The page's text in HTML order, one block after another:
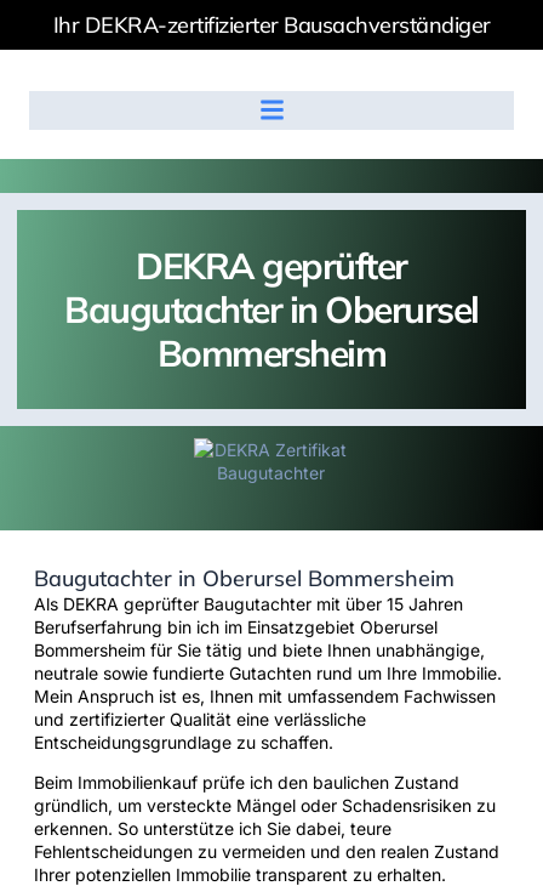
Ihr DEKRA-zertifizierter Bausachverständiger
DEKRA geprüfter
Baugutachter in Oberursel
Bommersheim
Baugutachter in Oberursel Bommersheim
Als DEKRA geprüfter Baugutachter mit über 15 Jahren
Berufserfahrung bin ich im Einsatzgebiet Oberursel
Bommersheim für Sie tätig und biete Ihnen unabhängige,
neutrale sowie fundierte Gutachten rund um Ihre Immobilie.
Mein Anspruch ist es, Ihnen mit umfassendem Fachwissen
und zertifizierter Qualität eine verlässliche
Entscheidungsgrundlage zu schaffen.
Beim Immobilienkauf prüfe ich den baulichen Zustand
gründlich, um versteckte Mängel oder Schadensrisiken zu
erkennen. So unterstütze ich Sie dabei, teure
Fehlentscheidungen zu vermeiden und den realen Zustand
Ihrer potenziellen Immobilie transparent zu erhalten.